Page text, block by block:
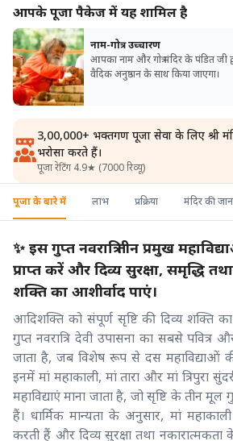
आपके पूजा पैकेज में यह शामिल है
नाम-गोत्र उच्चारण
आपका नाम और गोत्र मंदिर के पंडित जी
वैदिक अनुष्ठान के साथ किया जाएगा।
3,00,000+ भक्तगण पूजा सेवा के लिए श्री
भरोसा करते हैं।
पूजा रेटिंग 4.9★ (7000 रिव्यू)
पूजा के बारे में लाभ प्रक्रिया मंदिर की
✨ इस गुप्त नवरात्रि तीन प्रमुख
प्राप्त करें और दिव्य सुरक्षा, समृद्धि
शक्ति का आशीर्वाद पाएं।
आदिशक्ति को संपूर्ण सृष्टि की दिव्य शक्ति का
गुप्त नवरात्रि देवी उपासना का सबसे पवित्र
जाता है, जब विशेष रूप से दस महाविद्याओं
इनमें मां महाकाली, मां तारा और मां त्रिपुरा
महाविद्याएं माना जाता है, जो सृष्टि के तीन मूल
हैं। धार्मिक मान्यता के अनुसार, मां महाकाली
करती हैं और दिव्य सुरक्षा तथा नकारात्मकता